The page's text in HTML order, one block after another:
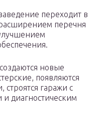
переходит в
перечня
новые
появляются
строятся гаражи с
диагностическим